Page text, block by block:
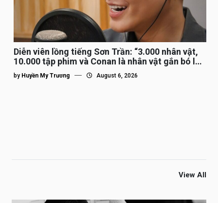
Diễn viên lồng tiếng Sơn Trần: “3.000 nhân vật,
10.000 tập phim và Conan là nhân vật gắn bó lâu
nhất”
by Huyền My Trương August 6, 2026
View All